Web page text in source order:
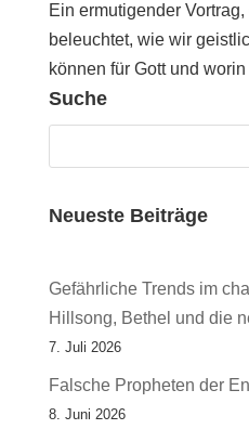
Ein ermutigender
beleuchtet, wie wir
können für Gott und
Suche
Neueste Beiträge
Gefährliche Trends im
Hillsong, Bethel und die
7. Juli 2026
Falsche Propheten der
8. Juni 2026